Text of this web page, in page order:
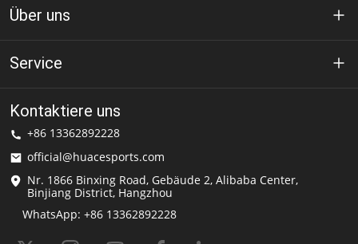
Über uns
Über Huace
Lösung
Service
Datenschutz-Bestimmungen
Nutzungsbedingungen
Versand-Service
Häufig gestellte Fragen
Kontaktiere uns
+86 13362892228
official@huacesports.com
Nr. 1866 Binxing Road, Gebäude 2, Alibaba Center,
Binjiang District, Hangzhou
WhatsApp: +86 13362892228